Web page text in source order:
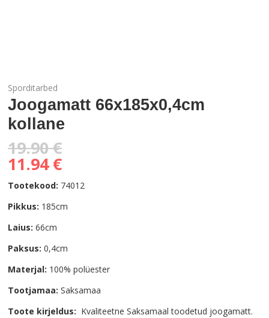
Sporditarbed
Joogamatt 66x185x0,4cm
kollane
19.90 €
11.94 €
Tootekood: 74012
Pikkus: 185cm
Laius: 66cm
Paksus: 0,4cm
Materjal: 100% polüester
Tootjamaa: Saksamaa
Toote kirjeldus: Kvaliteetne Saksamaal toodetud joogamatt.